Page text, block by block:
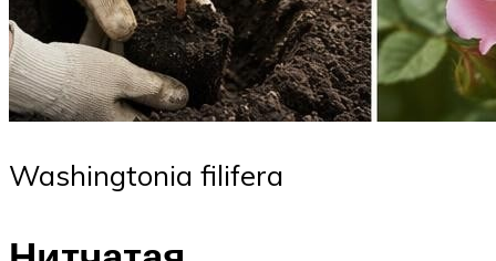
Washingtonia filifera